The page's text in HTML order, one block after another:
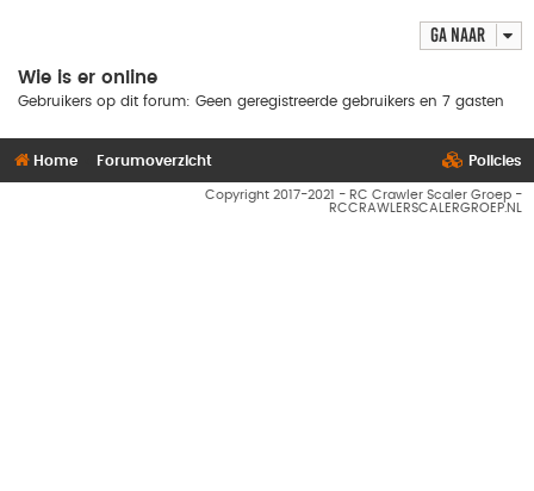
Ga naar
Wie is er online
Gebruikers op dit forum: Geen geregistreerde gebruikers en 7 gasten
Home Forumoverzicht Policies
Copyright 2017-2021 - RC Crawler Scaler Groep -
RCCRAWLERSCALERGROEP.NL